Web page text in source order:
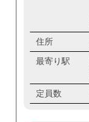
住所
最寄り駅
定員数